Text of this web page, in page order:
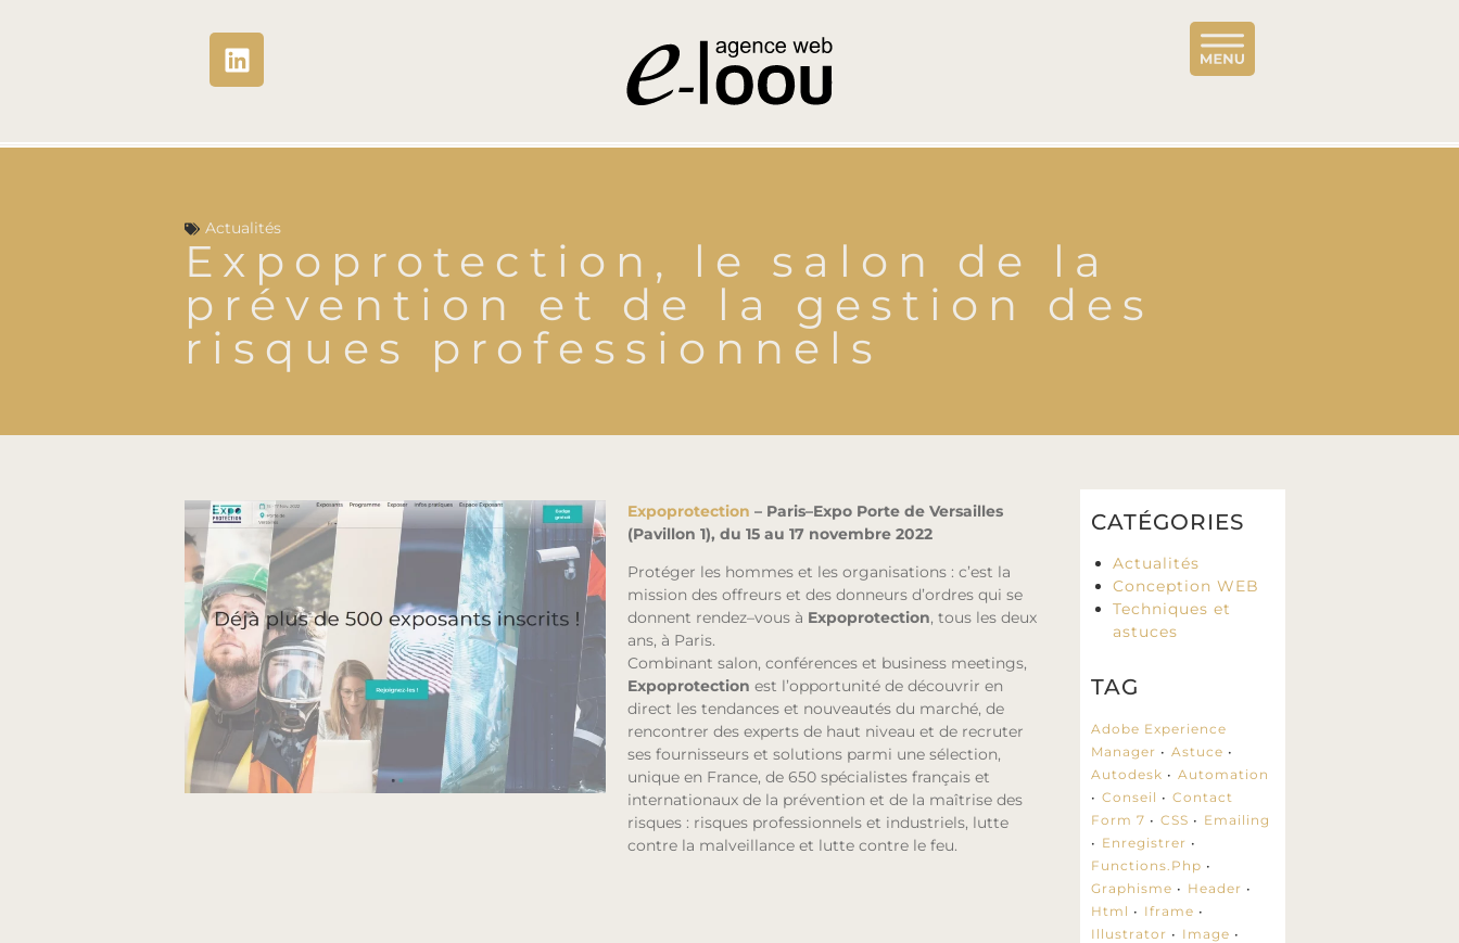
Actualités
Expoprotection, le salon de la
prévention et de la gestion des
risques professionnels
Expoprotection – Paris–Expo Porte de Versailles
(Pavillon 1), du 15 au 17 novembre 2022
Protéger les hommes et les organisations : c’est la
mission des offreurs et des donneurs d’ordres qui se
donnent rendez–vous à Expoprotection, tous les deux
ans, à Paris.
Combinant salon, conférences et business meetings,
Expoprotection est l’opportunité de découvrir en
direct les tendances et nouveautés du marché, de
rencontrer des experts de haut niveau et de recruter
ses fournisseurs et solutions parmi une sélection,
unique en France, de 650 spécialistes français et
internationaux de la prévention et de la maîtrise des
risques : risques professionnels et industriels, lutte
contre la malveillance et lutte contre le feu.
CATÉGORIES
Actualités
Conception WEB
Techniques et
astuces
TAG
Adobe Experience
Manager
Astuce
Autodesk
Automation
Conseil
Contact
Form 7
CSS
Emailing
Enregistrer
Functions.php
Graphisme
Header
Html
Iframe
Illustrator
Image